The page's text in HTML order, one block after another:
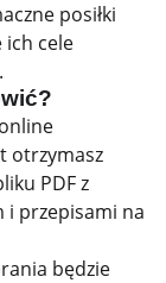
posiłki
ich cele
otrzymasz
PDF z
i przepisami na
będzie